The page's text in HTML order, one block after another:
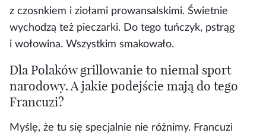
z czosnkiem i ziołami prowansalskimi. Świetnie
wychodzą też pieczarki. Do tego tuńczyk, pstrąg
i wołowina. Wszystkim smakowało.
Dla Polaków grillowanie to niemal sport
narodowy. A jakie podejście mają do tego
Francuzi?
Myślę, że tu się specjalnie nie różnimy. Francuzi